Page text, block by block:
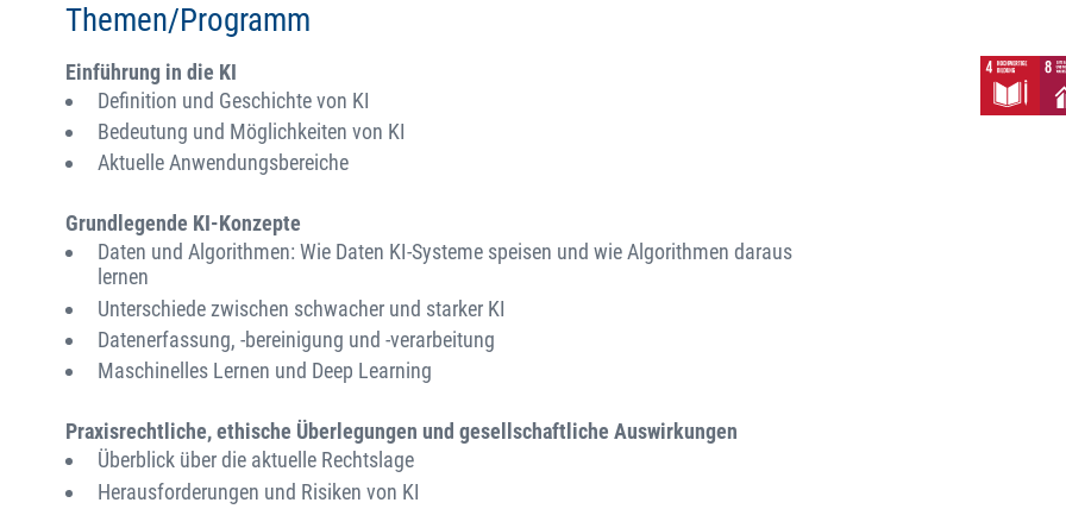
Themen/Programm
Einführung in die KI
Definition und Geschichte von KI
Bedeutung und Möglichkeiten von KI
Aktuelle Anwendungsbereiche
Grundlegende KI-Konzepte
Daten und Algorithmen: Wie Daten KI-Systeme speisen und wie Algorithmen daraus
lernen
Unterschiede zwischen schwacher und starker KI
Datenerfassung, -bereinigung und -verarbeitung
Maschinelles Lernen und Deep Learning
Praxisrechtliche, ethische Überlegungen und gesellschaftliche Auswirkungen
Überblick über die aktuelle Rechtslage
Herausforderungen und Risiken von KI